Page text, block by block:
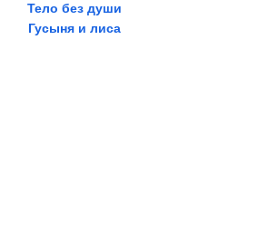
Тело без души
Гусыня и лиса